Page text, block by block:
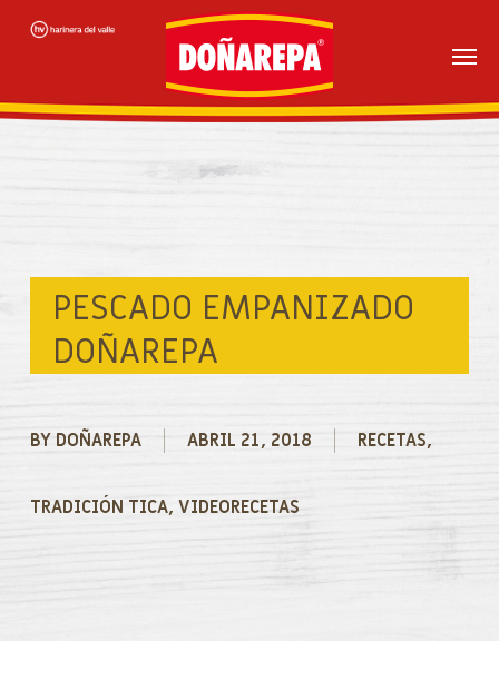
Skip
content
PESCADO EMPANIZADO
DOÑAREPA
BY DOÑAREPA ABRIL 21, 2018 RECETAS,
TRADICIÓN TICA, VIDEORECETAS